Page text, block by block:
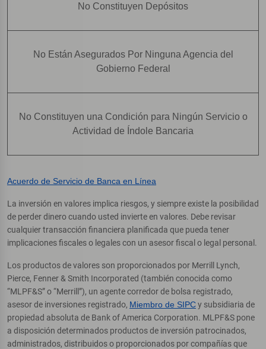
No Constituyen Depósitos
No Están Asegurados Por Ninguna Agencia del
Gobierno Federal
No Constituyen una Condición para Ningún Servicio o
Actividad de Índole Bancaria
Acuerdo de Servicio de Banca en Línea
La inversión en valores implica riesgos, y siempre existe la posibilidad
de perder dinero cuando usted invierte en valores. Debe revisar
cualquier transacción financiera planificada que pueda tener
implicaciones fiscales o legales con un asesor fiscal o legal personal.
Los productos de valores son proporcionados por Merrill Lynch,
Pierce, Fenner & Smith Incorporated (también conocida como
“MLPF&S” o “Merrill”), un agente corredor de bolsa registrado,
asesor de inversiones registrado, Miembro de SIPCy subsidiaria de
propiedad absoluta de Bank of America Corporation. MLPF&S pone
a disposición determinados productos de inversión patrocinados,
administrados, distribuidos o proporcionados por compañías que